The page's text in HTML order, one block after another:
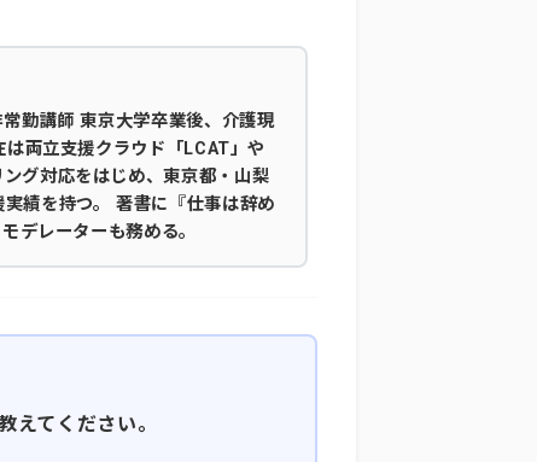
勤講師 東京大学卒業後、介護現
両立支援クラウド「LCAT」や
グ対応をはじめ、東京都・山梨
績を持つ。 著書に『仕事は辞め
デレーターも務める。
えてください。